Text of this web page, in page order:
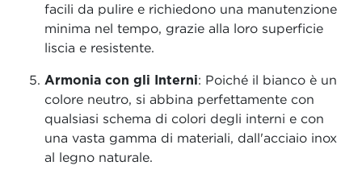
facili da pulire e richiedono una manutenzione
minima nel tempo, grazie alla loro superficie
liscia e resistente.
Armonia con gli Interni: Poiché il bianco è un
colore neutro, si abbina perfettamente con
qualsiasi schema di colori degli interni e con
una vasta gamma di materiali, dall'acciaio inox
al legno naturale.